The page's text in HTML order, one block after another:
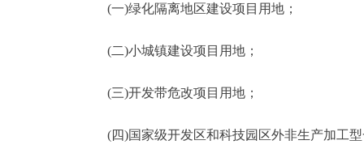
(一)绿化隔离地区建设项目用地；
(二)小城镇建设项目用地；
(三)开发带危改项目用地；
(四)国家级开发区和科技园区外非生产加工型